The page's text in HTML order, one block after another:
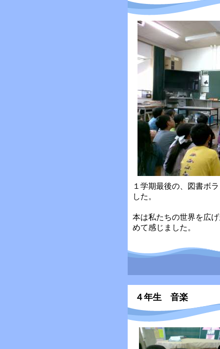
１学期最後の、図書ボ
した。
本は私たちの世界を広
めて感じました。
４年生 音楽